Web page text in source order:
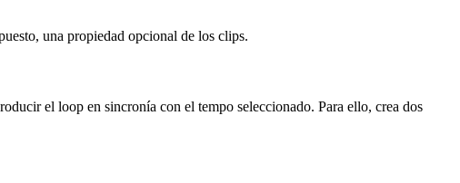
una propiedad opcional de los clips.
el loop en sincronía con el tempo seleccionado. Para ello, crea dos